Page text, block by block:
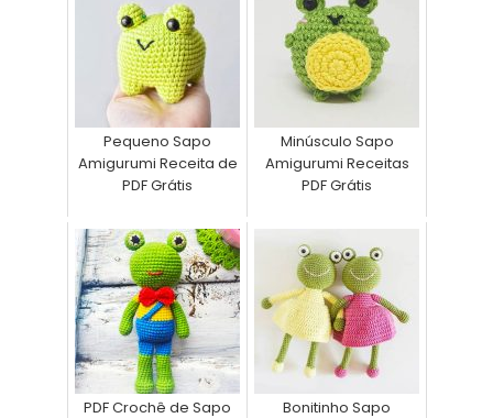
Pequeno Sapo
Amigurumi Receita de
PDF Grátis
Minúsculo Sapo
Amigurumi Receitas
PDF Grátis
PDF Crochê de Sapo
Bonitinho Sapo